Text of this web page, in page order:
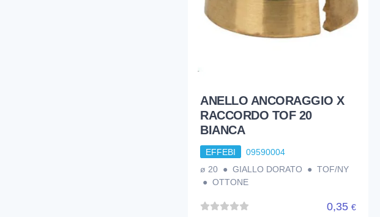
ANELLO ANCORAGGIO X
RACCORDO TOF 20
BIANCA
EFFEBI
09590004
ø 20 ● GIALLO DORATO ● TOF/NY
● OTTONE
0,35 €